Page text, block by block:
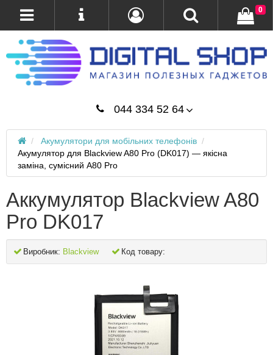
044 334 52 64
0
Акумулятори для мобільних телефонів
Акумулятор для Blackview A80 Pro (DK017) — якісна
заміна, сумісний A80 Pro
Аккумулятор Blackview A80
Pro DK017
Виробник: Blackview Код товару: